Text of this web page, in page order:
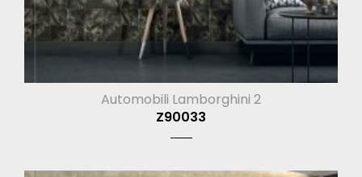
Automobili Lamborghini 2
Z90033